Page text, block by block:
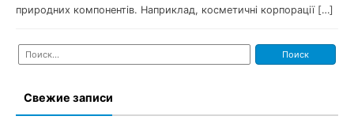
природних компонентів. Наприклад, косметичні корпорації […]
Найти:
Свежие записи